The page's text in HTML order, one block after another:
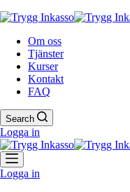
Om oss
Tjänster
Kurser
Kontakt
FAQ
Search
Logga in
Logga in